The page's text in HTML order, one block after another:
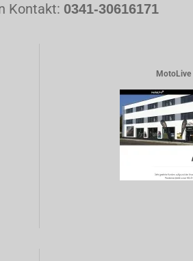
Kontakt: 0341-30616171
MotoLive